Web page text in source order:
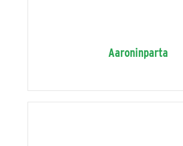
Aaroninparta